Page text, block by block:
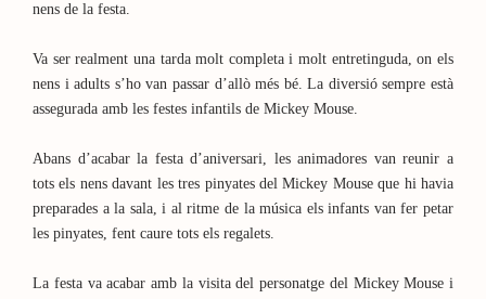
nens de la festa.
Va ser realment una tarda molt completa i molt entretinguda, on els
nens i adults s’ho van passar d’allò més bé. La diversió sempre està
assegurada amb les festes infantils de Mickey Mouse.
Abans d’acabar la festa d’aniversari, les animadores van reunir a
tots els nens davant les tres pinyates del Mickey Mouse que hi havia
preparades a la sala, i al ritme de la música els infants van fer petar
les pinyates, fent caure tots els regalets.
La festa va acabar amb la visita del personatge del Mickey Mouse i